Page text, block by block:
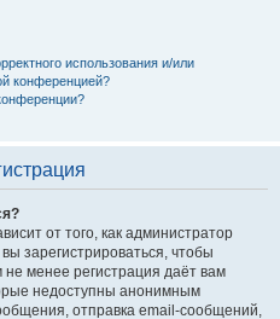
использования и/или
конференцией?
от того, как администратор
зарегистрироваться, чтобы
менее регистрация даёт вам
недоступны анонимным
отправка email-сообщений,